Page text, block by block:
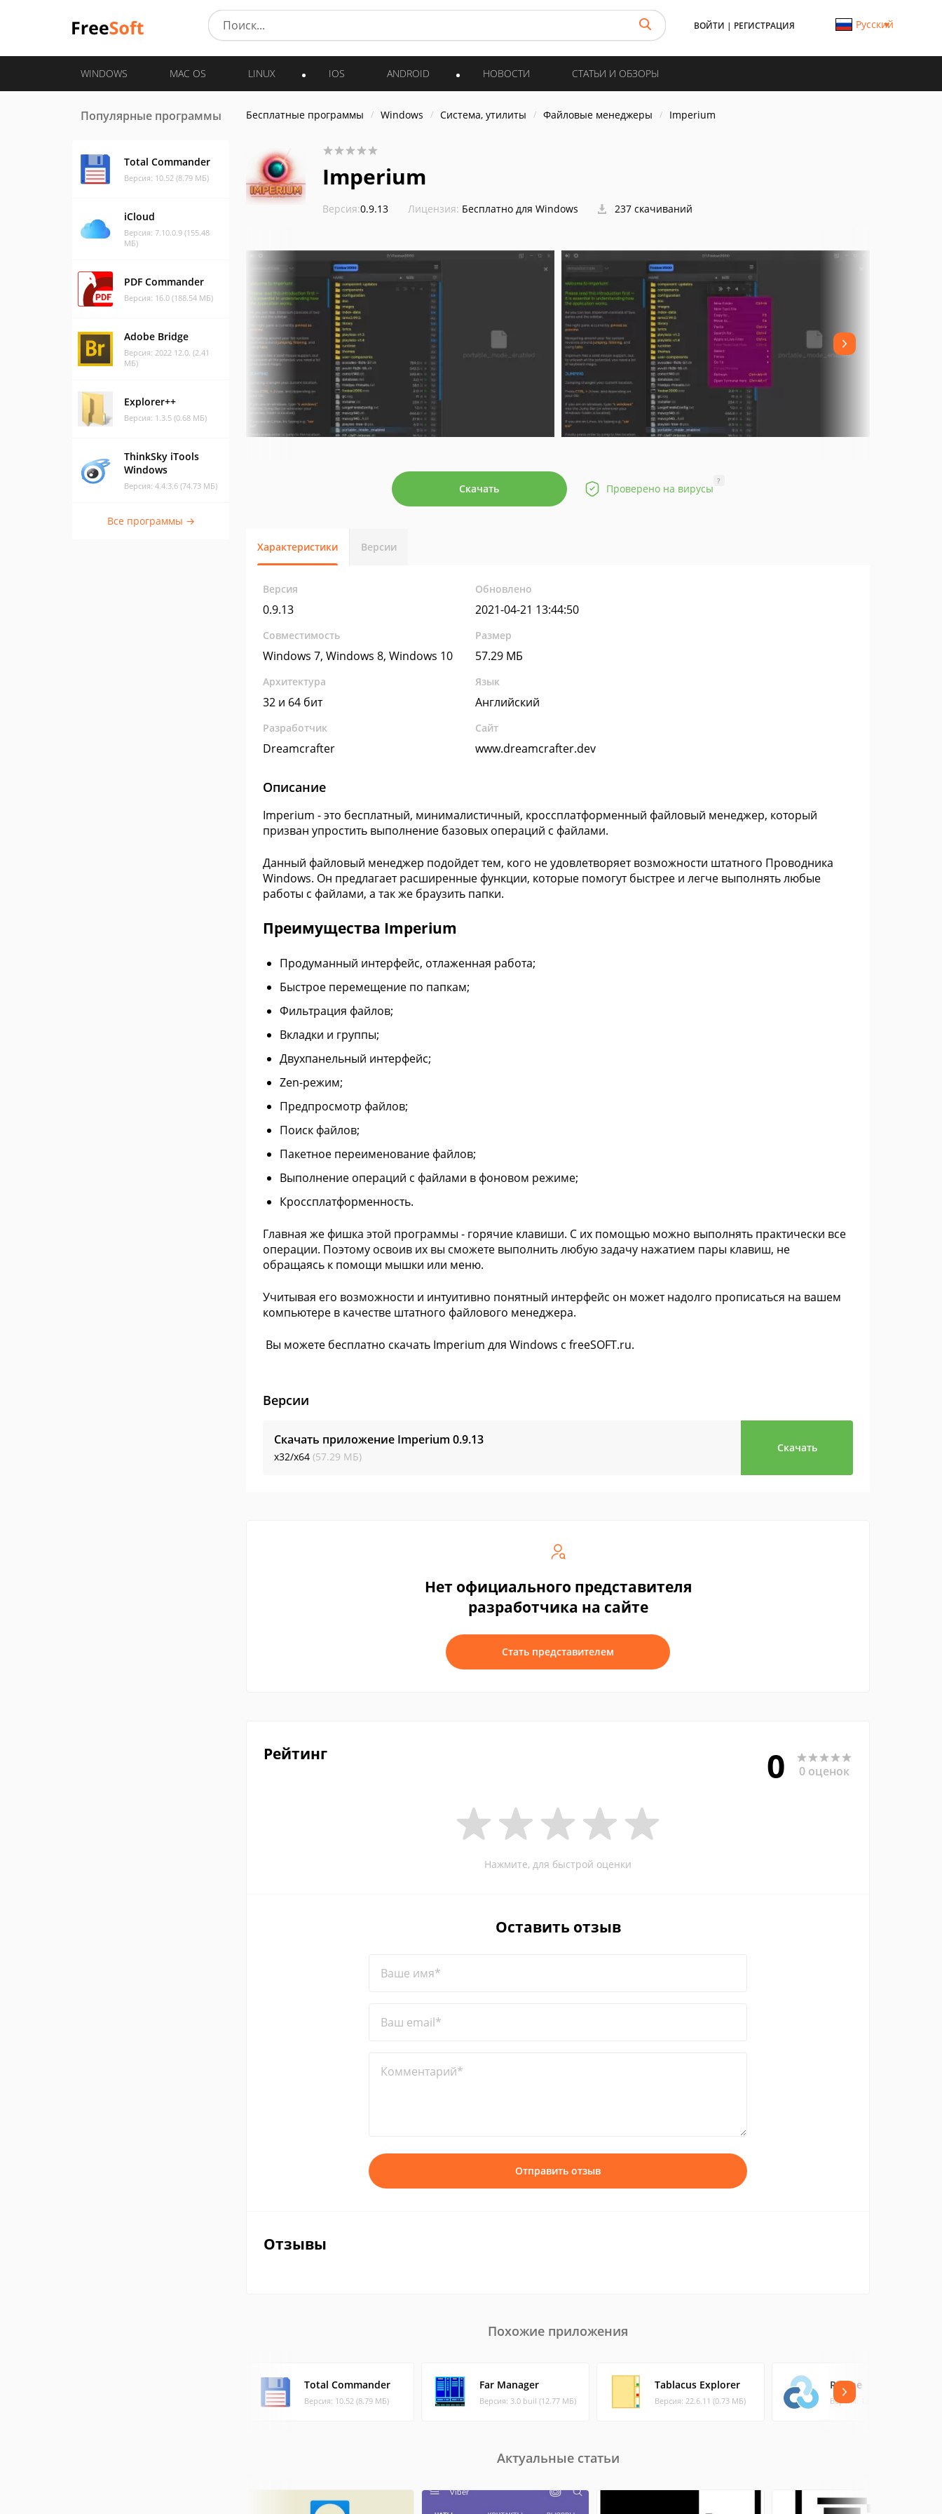
ВОЙТИ | РЕГИСТРАЦИЯ Русский
WINDOWS MAC OS LINUX IOS ANDROID НОВОСТИ СТАТЬИ И ОБЗОРЫ
Популярные программы
Total Commander
Версия: 10.52 (8.79 МБ)
iCloud
Версия: 7.10.0.9 (155.48
МБ)
PDF Commander
Версия: 16.0 (188.54 МБ)
Adobe Bridge
Версия: 2022 12.0. (2.41
МБ)
Explorer++
Версия: 1.3.5 (0.68 МБ)
ThinkSky iTools
Windows
Версия: 4.4.3.6 (74.73 МБ)
Все программы →
Бесплатные программы Windows Система, утилиты Файловые менеджеры Imperium
Imperium
Версия:0.9.13 Лицензия: Бесплатно для Windows 237 скачиваний
Скачать Проверено на вирусы
?
Характеристики Версии
Версия
0.9.13
Обновлено
2021-04-21 13:44:50
Совместимость
Windows 7, Windows 8, Windows 10
Размер
57.29 МБ
Архитектура
32 и 64 бит
Язык
Английский
Разработчик
Dreamcrafter
Сайт
www.dreamcrafter.dev
Описание
Imperium - это бесплатный, минималистичный, кроссплатформенный файловый менеджер, который
призван упростить выполнение базовых операций с файлами.
Данный файловый менеджер подойдет тем, кого не удовлетворяет возможности штатного Проводника
Windows. Он предлагает расширенные функции, которые помогут быстрее и легче выполнять любые
работы с файлами, а так же браузить папки.
Преимущества Imperium
Продуманный интерфейс, отлаженная работа;
Быстрое перемещение по папкам;
Фильтрация файлов;
Вкладки и группы;
Двухпанельный интерфейс;
Zen-режим;
Предпросмотр файлов;
Поиск файлов;
Пакетное переименование файлов;
Выполнение операций с файлами в фоновом режиме;
Кроссплатформенность.
Главная же фишка этой программы - горячие клавиши. С их помощью можно выполнять практически все
операции. Поэтому освоив их вы сможете выполнить любую задачу нажатием пары клавиш, не
обращаясь к помощи мышки или меню.
Учитывая его возможности и интуитивно понятный интерфейс он может надолго прописаться на вашем
компьютере в качестве штатного файлового менеджера.
Вы можете бесплатно скачать Imperium для Windows с freeSOFT.ru.
Версии
Скачать приложение Imperium 0.9.13
x32/x64 (57.29 МБ)
Скачать
Нет официального представителя
разработчика на сайте
Стать представителем
Рейтинг 0 0 оценок
Нажмите, для быстрой оценки
Оставить отзыв
Ваше имя*
Ваш email*
Комментарий*
Отправить отзыв
Отзывы
Похожие приложения
Total Commander
Версия: 10.52 (8.79 МБ)
Far Manager
Версия: 3.0 buil (12.77 МБ)
Tablacus Explorer
Версия: 22.6.11 (0.73 МБ)
Rclone
Версия: 1.56.1 (14.11 МБ)
Актуальные статьи